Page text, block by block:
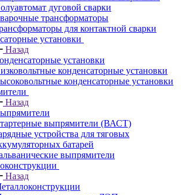
дуговой сварки
трансформаторы
для контактной сварки
установки
Назад
установки
конденсаторные установки
конденсаторные установки
Назад
выпрямители (ВАСТ)
устройства для тяговых
батарей
выпрямители
Назад